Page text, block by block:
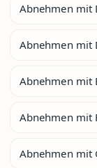
Abnehmen mit
Abnehmen mit
Abnehmen mit
Abnehmen mit
Abnehmen mit